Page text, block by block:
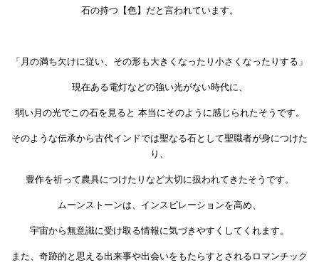
石の持つ【色】だと言われています。
「月の満ち欠けに従い、その形も大きくなったり小さくなったりする」
現在ある電灯などの強い光がない時代に、
弱い月の光でこの石を見ると 本当にそのように感じられたそうです。
そのような伝承から古代インドでは聖なる石として聖職者が身につけた
り、
豊作を祈って農具につけたりなど大切に扱われてきたそうです。
ムーンストーンは、インスピレーションを高め、
宇宙から無意識に受け取る情報に気づきやすくしてくれます。
また、奇跡的と思える出来事や出会いをもたらすとされるロマンチック